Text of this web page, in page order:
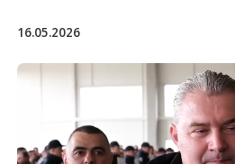
16.05.2026